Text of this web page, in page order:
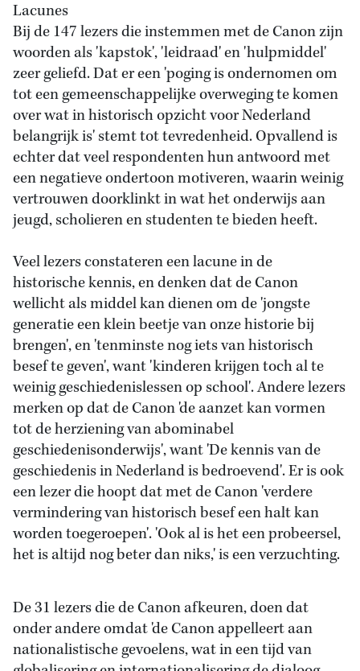
Lacunes
Bij de 147 lezers die instemmen met de Canon zijn
woorden als 'kapstok', 'leidraad' en 'hulpmiddel'
zeer geliefd. Dat er een 'poging is ondernomen om
tot een gemeenschappelijke overweging te komen
over wat in historisch opzicht voor Nederland
belangrijk is' stemt tot tevredenheid. Opvallend is
echter dat veel respondenten hun antwoord met
een negatieve ondertoon motiveren, waarin weinig
vertrouwen doorklinkt in wat het onderwijs aan
jeugd, scholieren en studenten te bieden heeft.
Veel lezers constateren een lacune in de
historische kennis, en denken dat de Canon
wellicht als middel kan dienen om de 'jongste
generatie een klein beetje van onze historie bij
brengen', en 'tenminste nog iets van historisch
besef te geven', want 'kinderen krijgen toch al te
weinig geschiedenislessen op school'. Andere lezers
merken op dat de Canon 'de aanzet kan vormen
tot de herziening van abominabel
geschiedenisonderwijs', want 'De kennis van de
geschiedenis in Nederland is bedroevend'. Er is ook
een lezer die hoopt dat met de Canon 'verdere
vermindering van historisch besef een halt kan
worden toegeroepen'. 'Ook al is het een probeersel,
het is altijd nog beter dan niks,' is een verzuchting.
De 31 lezers die de Canon afkeuren, doen dat
onder andere omdat 'de Canon appelleert aan
nationalistische gevoelens, wat in een tijd van